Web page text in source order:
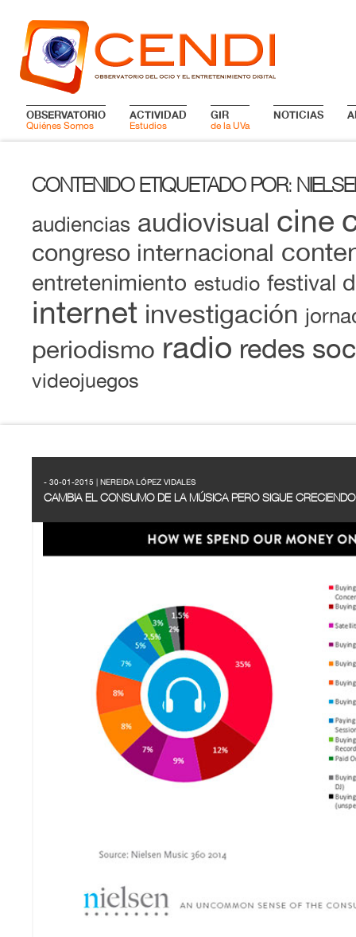
OBSERVATORIO
Quiénes Somos
ACTIVIDAD
Estudios
GIR
de la UVa
NOTICIAS
CONTENIDO ETIQUETADO POR:
audiencias audiovisual cine
congreso internacional
entretenimiento estudio festival
internet investigación
periodismo radio redes
videojuegos
- 30-01-2015 | NEREIDA LÓPEZ VIDALES
CAMBIA EL CONSUMO DE LA MÚSICA PERO SIGUE